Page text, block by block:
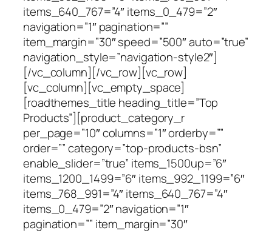
items_640_767=”4″ items_0_479=”2″
navigation=”1″ pagination=””
item_margin=”30″ speed=”500″ auto=”true”
navigation_style=”navigation-style2″]
[/vc_column][/vc_row][vc_row]
[vc_column][vc_empty_space]
[roadthemes_title heading_title=”Top
Products”][product_category_r
per_page=”10″ columns=”1″ orderby=””
order=”” category=”top-products-bsn”
enable_slider=”true” items_1500up=”6″
items_1200_1499=”6″ items_992_1199=”6″
items_768_991=”4″ items_640_767=”4″
items_0_479=”2″ navigation=”1″
pagination=”” item_margin=”30″